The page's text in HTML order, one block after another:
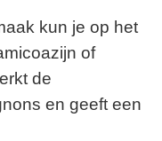
kun je op het
of
de
en geeft een